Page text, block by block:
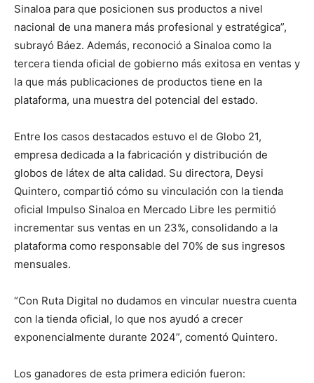
Sinaloa para que posicionen sus productos a nivel
nacional de una manera más profesional y estratégica”,
subrayó Báez. Además, reconoció a Sinaloa como la
tercera tienda oficial de gobierno más exitosa en ventas y
la que más publicaciones de productos tiene en la
plataforma, una muestra del potencial del estado.
Entre los casos destacados estuvo el de Globo 21,
empresa dedicada a la fabricación y distribución de
globos de látex de alta calidad. Su directora, Deysi
Quintero, compartió cómo su vinculación con la tienda
oficial Impulso Sinaloa en Mercado Libre les permitió
incrementar sus ventas en un 23%, consolidando a la
plataforma como responsable del 70% de sus ingresos
mensuales.
“Con Ruta Digital no dudamos en vincular nuestra cuenta
con la tienda oficial, lo que nos ayudó a crecer
exponencialmente durante 2024”, comentó Quintero.
Los ganadores de esta primera edición fueron: